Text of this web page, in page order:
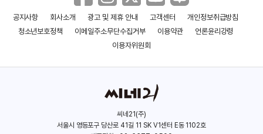
공지사항 회사소개 광고 및 제휴 안내 고객센터
개인정보취급방침
청소년보호정책
이메일주소무단수집거부 이용약관
언론윤리강령
이용자위원회
씨네21(주)
서울시 영등포구 당산로 41길 11 SK V1센터 E동 1102호